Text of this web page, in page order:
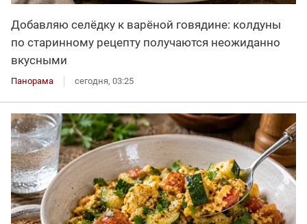
Добавляю селёдку к варёной говядине: колдуны
по старинному рецепту получаются неожиданно
вкусными
Панорама сегодня, 03:25